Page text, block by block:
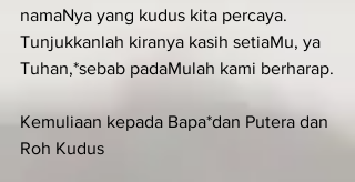
namaNya yang kudus kita percaya.
Tunjukkanlah kiranya kasih setiaMu, ya
Tuhan,*sebab padaMulah kami berharap.
Kemuliaan kepada Bapa*dan Putera dan
Roh Kudus